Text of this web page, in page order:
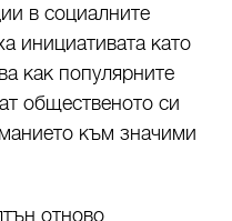
в социалните
инициативата като
как популярните
общественото си
към значими
отново